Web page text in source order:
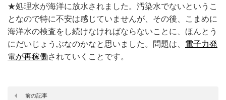
★処理水が海洋に放水されました。汚染水でないというこ
となので特に不安は感じていませんが、その後、こまめに
海洋水の検査をし続けなければならないことに、ほんとう
にだいじょうぶなのかなと思いました。問題は、 電子力発
電が再稼働されていくことです。
前の記事